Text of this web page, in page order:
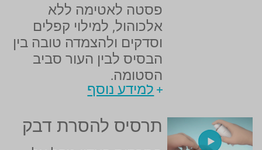
פסטה לאטימה ללא
אלכוהול, למילוי קפלים
וסדקים ולהצמדה טובה בין
הבסיס לבין העור סביב
הסטומה.
למידע נוסף
תרסיס להסרת דבק